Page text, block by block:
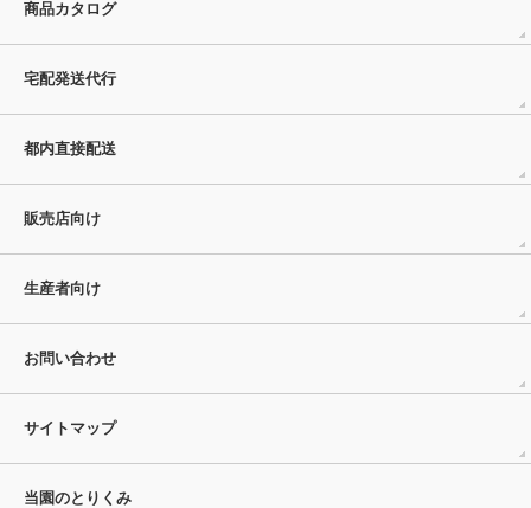
商品カタログ
宅配発送代行
都内直接配送
販売店向け
生産者向け
お問い合わせ
サイトマップ
当園のとりくみ